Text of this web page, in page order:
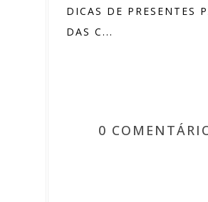
DICAS DE PRESENTES
DAS C...
0